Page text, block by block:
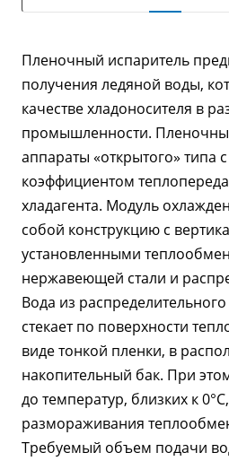
Пленочный испаритель
получения ледяной воды,
качестве хладоносителя в
промышленности.
аппараты «открытого» типа
коэффициентом
хладагента. Модуль
собой конструкцию с
установленными
нержавеющей стали и
Вода из
стекает по поверхности
виде тонкой пленки, в
накопительный бак. При
до температур, близких к
размораживания
Требуемый объем подачи